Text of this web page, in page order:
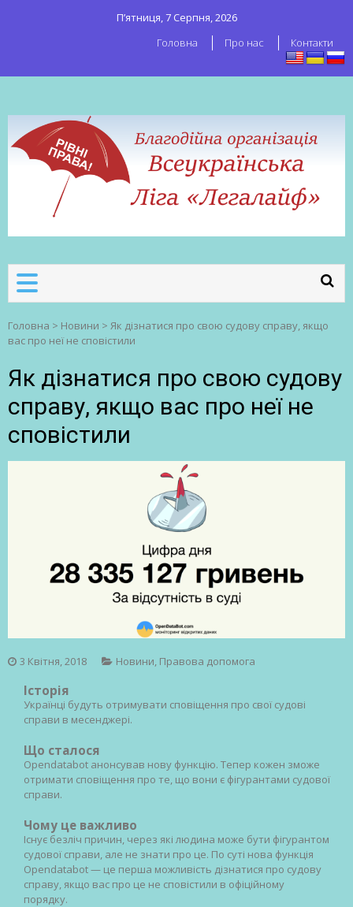
П’ятниця, 7 Серпня, 2026
Головна
Про нас Контакти
робітників
Головна > Новини > Як дізнатися про свою судову справу, якщо
вас про неї не сповістили
Як дізнатися про свою судову
справу, якщо вас про неї не
сповістили
3 Квітня, 2018 Новини Правова допомога
Історія
Українці будуть отримувати сповіщення про свої судові
справи в месенджері.
Що сталося
Opendatabot анонсував нову функцію. Тепер кожен зможе
отримати сповіщення про те, що вони є фігурантами судової
справи.
Чому це важливо
Існує безліч причин, через які людина може бути фігурантом
судової справи, але не знати про це. По суті нова функція
Opendatabot — це перша можливість дізнатися про судову
справу, якщо вас про це не сповістили в офіційному
порядку.